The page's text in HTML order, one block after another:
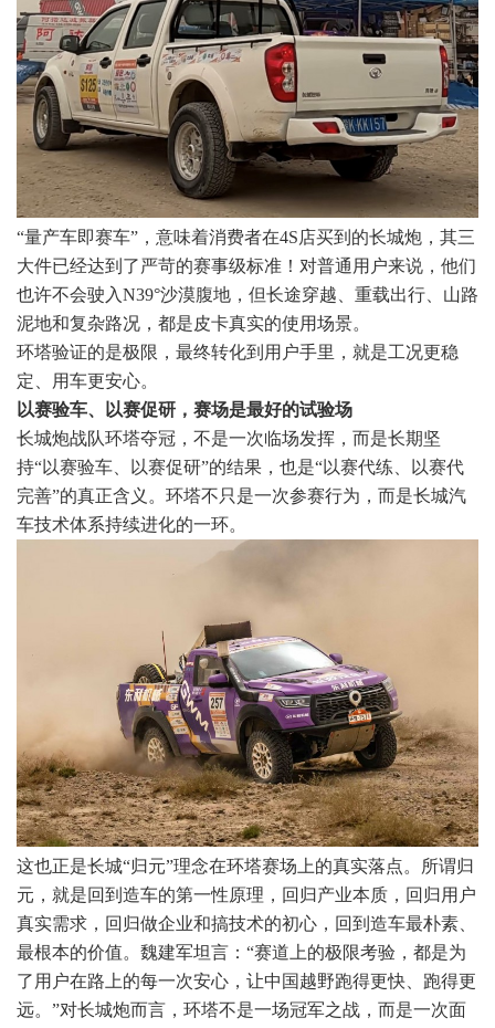
“量产车即赛车”，意味着消费者在4S店买到的长城炮，其三
大件已经达到了严苛的赛事级标准！对普通用户来说，他们
也许不会驶入N39°沙漠腹地，但长途穿越、重载出行、山路
泥地和复杂路况，都是皮卡真实的使用场景。
环塔验证的是极限，最终转化到用户手里，就是工况更稳
定、用车更安心。
以赛验车、以赛促研，赛场是最好的试验场
长城炮战队环塔夺冠，不是一次临场发挥，而是长期坚
持“以赛验车、以赛促研”的结果，也是“以赛代练、以赛代
完善”的真正含义。环塔不只是一次参赛行为，而是长城汽
车技术体系持续进化的一环。
这也正是长城“归元”理念在环塔赛场上的真实落点。所谓归
元，就是回到造车的第一性原理，回归产业本质，回归用户
真实需求，回归做企业和搞技术的初心，回到造车最朴素、
最根本的价值。魏建军坦言：“赛道上的极限考验，都是为
了用户在路上的每一次安心，让中国越野跑得更快、跑得更
远。”对长城炮而言，环塔不是一场冠军之战，而是一次面